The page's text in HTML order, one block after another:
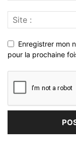
Enregistrer mon
pour la prochaine